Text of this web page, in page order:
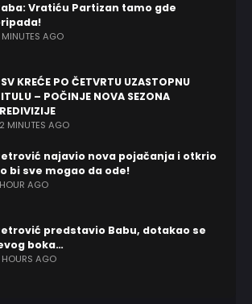
Vratiću Partizan tamo gde
AGO
KREĆE PO ČETVRTU UZASTOPNU
– POČINJE NOVA SEZONA
MINUTES AGO
najavio nova pojačanja i otkrio
bi sve mogao da ode!
AGO
predstavio Babu, dotakao se
boka…
AGO